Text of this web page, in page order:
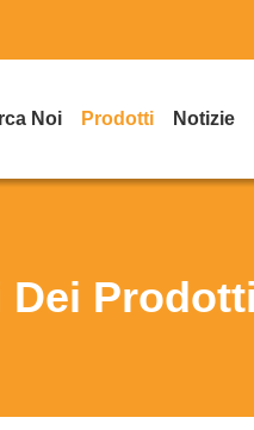
Noi Prodotti Notizie
Dei Prodotti